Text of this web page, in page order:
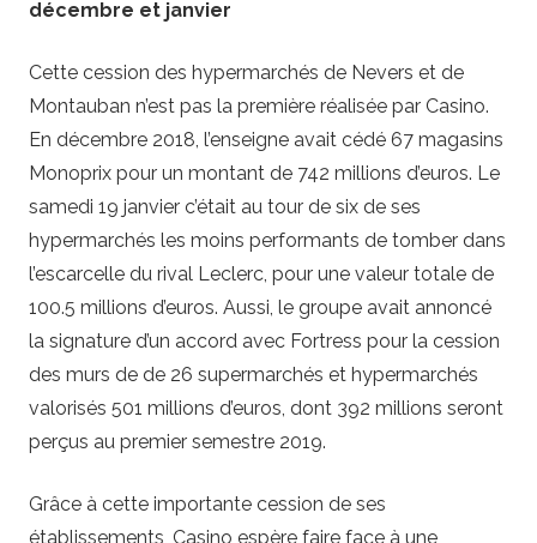
décembre et janvier
Cette cession des hypermarchés de Nevers et de
Montauban n’est pas la première réalisée par Casino.
En décembre 2018, l’enseigne avait cédé 67 magasins
Monoprix pour un montant de 742 millions d’euros. Le
samedi 19 janvier c’était au tour de six de ses
hypermarchés les moins performants de tomber dans
l’escarcelle du rival Leclerc, pour une valeur totale de
100.5 millions d’euros. Aussi, le groupe avait annoncé
la signature d’un accord avec Fortress pour la cession
des murs de de 26 supermarchés et hypermarchés
valorisés 501 millions d’euros, dont 392 millions seront
perçus au premier semestre 2019.
Grâce à cette importante cession de ses
établissements, Casino espère faire face à une